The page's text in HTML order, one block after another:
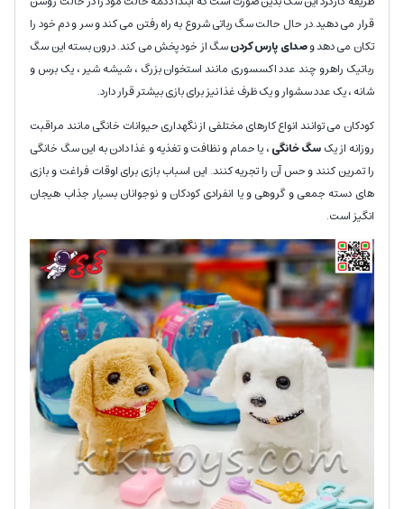
قرار می دهید.در حال حالت سگ رباتی شروع به راه رفتن می کند و سر و دم خود را
تکان می دهد وصدای پارس کردنسگ از خود پخش می کند. درون بسته این سگ
رباتیک راهرو چند عدد اکسسوری مانند استخوان بزرگ ، شیشه شیر ، یک برس و
شانه ، یک عدد سشوار و یک ظرف غذا نیز برای بازی بیشتر قرار دارد.
کودکان می توانند انواع کارهای مختلفی از نگهداری حیوانات خانگی مانند مراقبت
روزانه از یکسگ خانگی، یا حمام و نظافت و تغذیه و غذا دادن به این سگ خانگی
را تمرین کنند و حس آن را تجریه کنند. این اسباب بازی برای اوقات فراغت و بازی
های دسته جمعی و گروهی و یا انفرادی کودکان و نوجوانان بسیار جذاب هیجان
انگیز است.